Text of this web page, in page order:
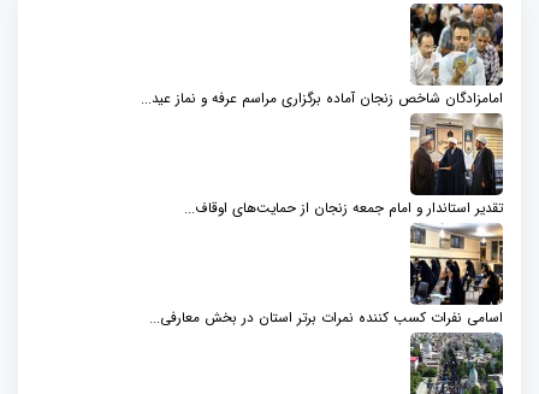
امامزادگان شاخص زنجان آماده برگزاری مراسم عرفه و نماز عید...
تقدیر استاندار و امام جمعه زنجان از حمایت‌های اوقاف...
اسامی نفرات کسب کننده نمرات برتر استان در بخش معارفی...